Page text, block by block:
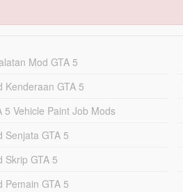
Mod GTA 5
Kenderaan GTA 5
5 Vehicle Paint Job Mods
Senjata GTA 5
Skrip GTA 5
Pemain GTA 5